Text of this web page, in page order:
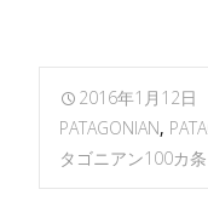
2016年1月12日
PATAGONIAN,
タゴニアン100カ条